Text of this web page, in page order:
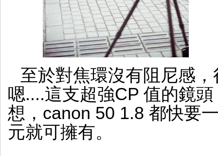
至於對焦環沒有阻尼感
嗯....這支超強CP 值的鏡
想，canon 50 1.8 都快要
元就可擁有。